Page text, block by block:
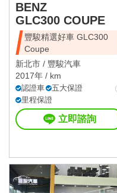
BENZ
GLC300 COUPE
豐駿精選好車 GLC300
Coupe
新北市 / 豐駿汽車
2017年 / km
認證車
五大保證
里程保證
立即諮詢